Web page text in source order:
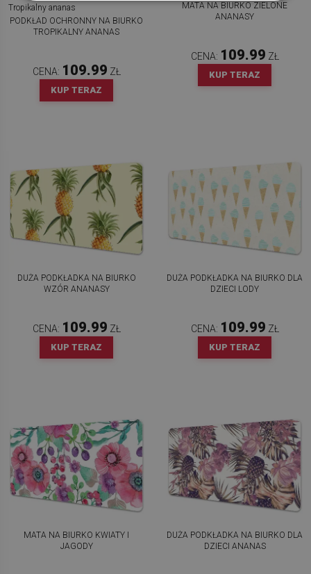
PODKŁAD OCHRONNY NA BIURKO
TROPIKALNY ANANAS
CENA: 109.99 ZŁ
KUP TERAZ
MATA NA BIURKO ZIELONE
ANANASY
CENA: 109.99 ZŁ
KUP TERAZ
DUŻA PODKŁADKA NA BIURKO
WZÓR ANANASY
CENA: 109.99 ZŁ
KUP TERAZ
DUŻA PODKŁADKA NA BIURKO DLA
DZIECI LODY
CENA: 109.99 ZŁ
KUP TERAZ
MATA NA BIURKO KWIATY I
JAGODY
DUŻA PODKŁADKA NA BIURKO DLA
DZIECI ANANAS